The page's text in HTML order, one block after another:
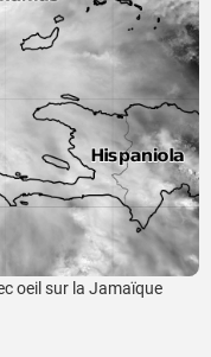
oeil sur la Jamaïque